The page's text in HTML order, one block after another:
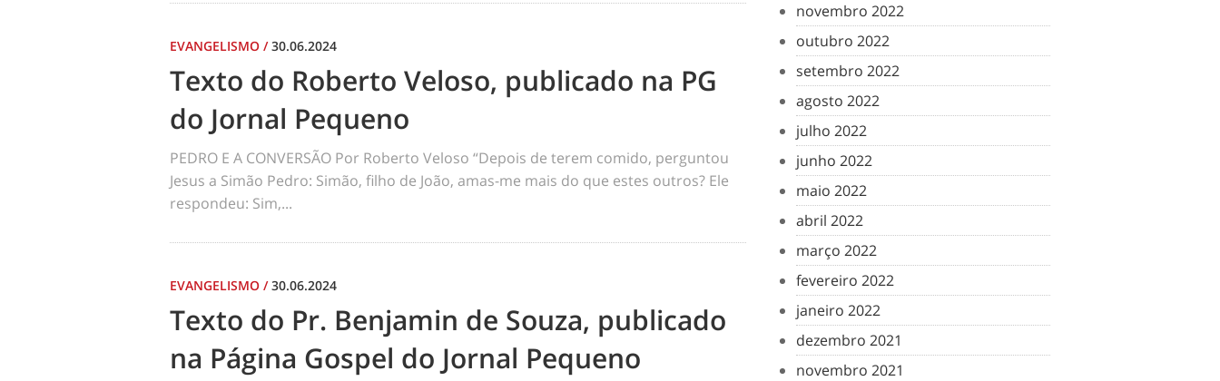
EVANGELISMO /30.06.2024
Texto do Roberto Veloso, publicado na PG
do Jornal Pequeno
PEDRO E A CONVERSÃO Por Roberto Veloso “Depois de terem comido, perguntou
Jesus a Simão Pedro: Simão, filho de João, amas-me mais do que estes outros? Ele
respondeu: Sim,...
EVANGELISMO /30.06.2024
Texto do Pr. Benjamin de Souza, publicado
na Página Gospel do Jornal Pequeno
novembro 2022
outubro 2022
setembro 2022
agosto 2022
julho 2022
junho 2022
maio 2022
abril 2022
março 2022
fevereiro 2022
janeiro 2022
dezembro 2021
novembro 2021